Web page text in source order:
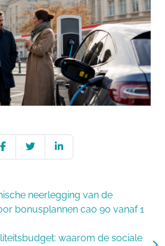
neerlegging van de
bonusplannen cao 90 vanaf 1
waarom de sociale